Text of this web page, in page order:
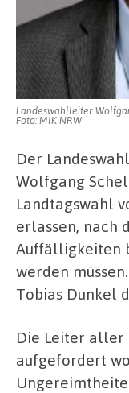
Landeswahlleiter
Foto: MIK NRW
Der
Wolfgang
Landtagswahl
erlassen, nach
Auffälligkeiten
werden
Tobias Dunkel
Die Leiter aller
aufgefordert